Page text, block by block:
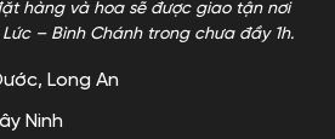
hàng và hoa sẽ được giao tận nơi
– Bình Chánh trong chưa đầy 1h.
Long An
Ninh